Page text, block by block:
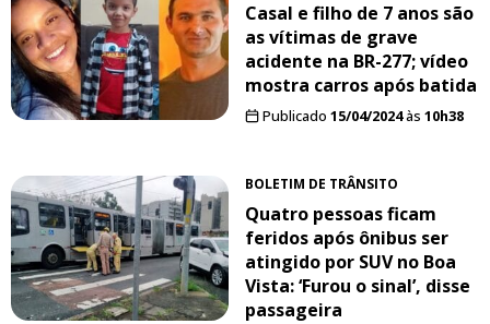
Casal e filho de 7 anos são
as vítimas de grave
acidente na BR-277; vídeo
mostra carros após batida
Publicado 15/04/2024às 10h38
BOLETIM DE TRÂNSITO
Quatro pessoas ficam
feridos após ônibus ser
atingido por SUV no Boa
Vista: ‘Furou o sinal’, disse
passageira